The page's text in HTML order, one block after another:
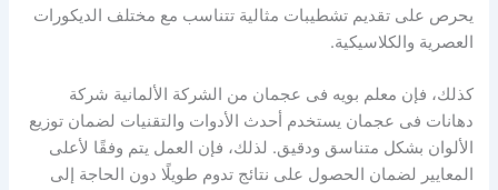
يحرص على تقديم تشطيبات مثالية تتناسب مع مختلف الديكورات
العصرية والكلاسيكية.
كذلك، فإن معلم بويه فى عجمان من الشركة الألمانية شركة
دهانات فى عجمان يستخدم أحدث الأدوات والتقنيات لضمان توزيع
الألوان بشكل متناسق ودقيق. لذلك، فإن العمل يتم وفقًا لأعلى
المعايير لضمان الحصول على نتائج تدوم طويلًا دون الحاجة إلى